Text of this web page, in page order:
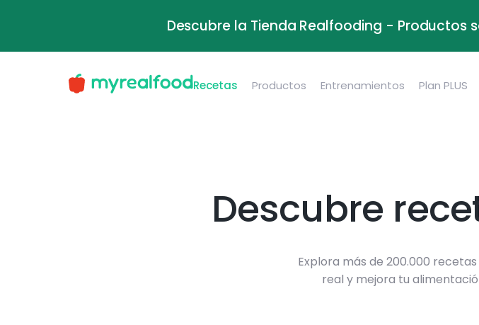
Descubre la Tienda Realfooding - Productos
Recetas Productos Entrenamientos Plan PLUS
Descubre
Explora más de 200.000
real y mejora tu